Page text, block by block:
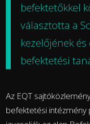
befektetőkkel
választotta a
kezelőjének
befektetési
Az EQT
befektetési intézmény